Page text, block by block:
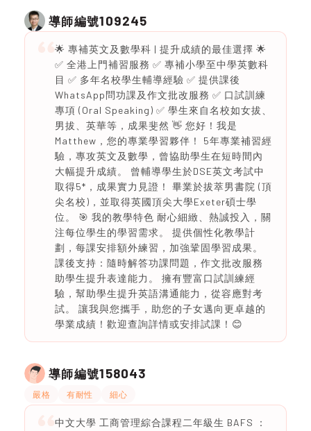
導師編號109245
🌟 專補英文及數學科 | 提升成績的最佳選擇 🌟
✅ 全港上門補習服務 ✅ 專補小學至中學英數科
目 ✅ 多年名校學生輔導經驗 ✅ 提供課後
WhatsApp問功課及作文批改服務 ✅ 口試訓練
專項 (Oral Speaking) ✅ 學生來自名校如女拔、
男拔、英華等，成果斐然 👋 您好！我是
Matthew，您的專業學習夥伴！ 5年專業補習經
驗，專攻英文及數學，曾協助學生在短時間內
大幅提升成績。 曾輔導學生於DSE英文考試中
取得5*，成果實力見證！ 畢業於拔萃男書院 (頂
尖名校)，並取得英國頂尖大學Exeter碩士學
位。 🎯 我的教學特色 耐心細緻、熱誠投入，關
注每位學生的學習需求。 提供個性化教學計
劃，每課安排額外練習，加強鞏固學習成果。
課後支持：隨時解答功課問題，作文批改服務
助學生提升表達能力。 擁有豐富口試訓練經
驗，幫助學生提升英語溝通能力，從容應對考
試。 讓我與您攜手，助您的子女邁向更卓越的
學業成績！歡迎查詢詳情或安排試課！😊
導師編號158043
嚴格 有耐性 細心
中文大學 工商管理綜合課程二年級生 BAFS ：